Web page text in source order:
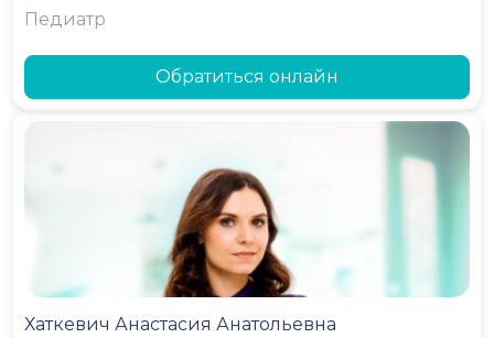
Педиатр
Обратиться онлайн
Хаткевич Анастасия Анатольевна